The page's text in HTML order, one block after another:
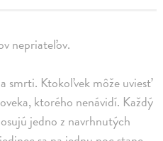
nepriateľov.
smrti. Ktokoľvek môže uviesť
ktorého nenávidí. Každý
jedno z navrhnutých